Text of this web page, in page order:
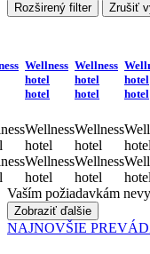
Rozširený filter Zrušiť
Wellness
hotel
hotel
Wellness
hotel
Wellness
hotel
Wellness
hotel
hotel
Wellness
hotel
Wellness
hotel
hotel
hotel
hotel
hotel
Vaším požiadavkám
Zobraziť ďalšie
NAJNOVŠIE